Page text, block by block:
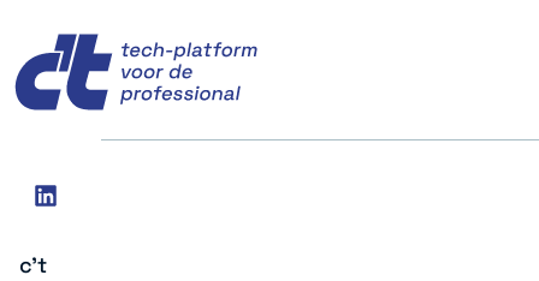
Social
linkedin
c't